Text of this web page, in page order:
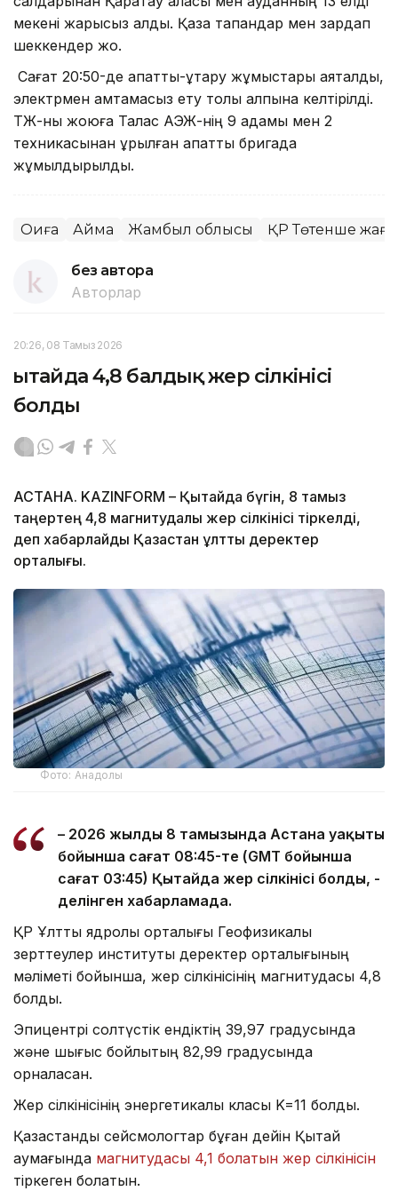
мекені жарықсыз қалды. Қаза тапқандар мен зардап
шеккендер жоқ.
Сағат 20:50-де апаттық-құтқару жұмыстары аяқталды,
электрмен қамтамасыз ету толық қалпына келтірілді.
ТЖ-ны жоюға Талас АЭЖ-нің 9 адамы мен 2
техникасынан құрылған апаттық бригада
жұмылдырылды.
Оқиға Аймақ Жамбыл облысы ҚР Төтенше
без автора
Авторлар
20:26, 08 Тамыз 2026
Қытайда 4,8 балдық жер сілкінісі
болды
АСТАНА. KAZINFORM – Қытайда бүгін, 8 тамыз
таңертең 4,8 магнитудалы жер сілкінісі тіркелді,
деп хабарлайды Қазақстан ұлттық деректер
орталығы.
Фото: Анадолы
– 2026 жылдың 8 тамызында Астана уақыты
бойынша сағат 08:45-те (GMT бойынша
сағат 03:45) Қытайда жер сілкінісі болды, -
делінген хабарламада.
ҚР Ұлттық ядролық орталығы Геофизикалық
зерттеулер институты деректер орталығының
мәліметі бойынша, жер сілкінісінің магнитудасы 4,8
болды.
Эпицентрі солтүстік ендіктің 39,97 градусында
және шығыс бойлықтың 82,99 градусында
орналасқан.
Жер сілкінісінің энергетикалық класы K=11 болды.
Қазақстандық сейсмологтар бұған дейін Қытай
аумағында магнитудасы 4,1 болатын жер сілкінісін
тіркеген болатын.